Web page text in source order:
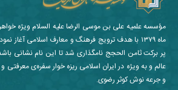
مؤسسه علمیه علی بن موسی الرضا علیه السلام ویژه
ماه ۱۳۷۹ با هدف ترویج فرهنگ و معارف اسلامی آغاز
پر برکت ثامن الحجج نامگذاری شد تا این نام نشانی
عالم و به ویژه در ایران اسلامی ریزه خوار سفره‌ی
و جرعه نوش کوثر رضوی.